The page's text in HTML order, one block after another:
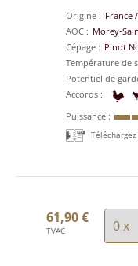
Origine France /
AOC
Morey-
Cépage
Pinot
Température de
Potentiel de
Accords
Puissance
61,90 €
TVAC